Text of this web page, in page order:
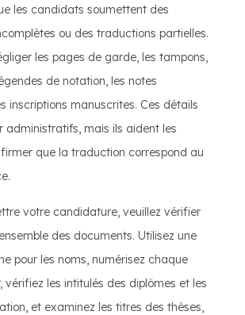
les candidats soumettent des
ou des traductions partielles.
les pages de garde, les tampons,
de notation, les notes
inscriptions manuscrites. Ces détails
administratifs, mais ils aident les
que la traduction correspond au
votre candidature, veuillez vérifier
des documents. Utilisez une
pour les noms, numérisez chaque
vérifiez les intitulés des diplômes et les
et examinez les titres des thèses,